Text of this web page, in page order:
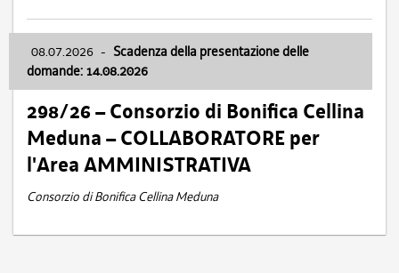
08.07.2026 - Scadenza della presentazione delle
domande: 14.08.2026
298/26 – Consorzio di Bonifica Cellina
Meduna – COLLABORATORE per
l'Area AMMINISTRATIVA
Consorzio di Bonifica Cellina Meduna